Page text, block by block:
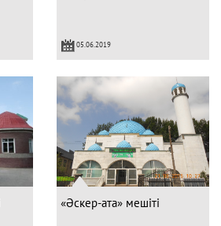
05.06.2019
«Әскер-ата» мешіті